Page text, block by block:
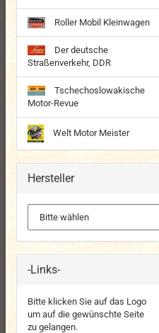
Roller Mobil Kleinwagen
Der deutsche
Straßenverkehr, DDR
Tschechoslowakische
Motor-Revue
Welt Motor Meister
Hersteller
-Links-
Bitte klicken Sie auf das Logo
um auf die gewünschte Seite
zu gelangen.